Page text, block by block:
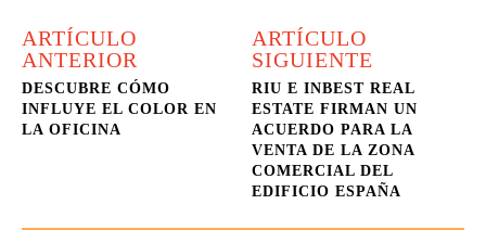
ARTÍCULO
ANTERIOR
DESCUBRE CÓMO
INFLUYE EL COLOR EN
LA OFICINA
ARTÍCULO
SIGUIENTE
RIU E INBEST REAL
ESTATE FIRMAN UN
ACUERDO PARA LA
VENTA DE LA ZONA
COMERCIAL DEL
EDIFICIO ESPAÑA